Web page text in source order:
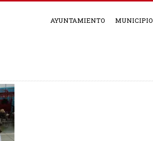
AYUNTAMIENTO MUNICIPIO